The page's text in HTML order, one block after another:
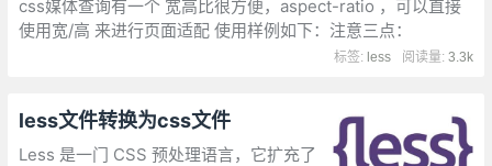
css媒体查询有一个 宽高比很方便，aspect-ratio ，可以直接
使用宽/高 来进行页面适配 使用样例如下：注意三点：
阅读量:3.3k
标签: less
less文件转换为css文件
Less 是一门 CSS 预处理语言，它扩充了